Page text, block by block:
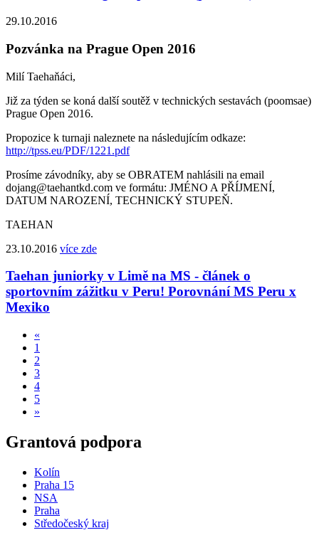
29.10.2016
Pozvánka na Prague Open 2016
Milí Taehaňáci,
Již za týden se koná další soutěž v technických sestavách (poomsae)
Prague Open 2016.
Propozice k turnaji naleznete na následujícím odkaze:
http://tpss.eu/PDF/1221.pdf
Prosíme závodníky, aby se OBRATEM nahlásili na email
dojang@taehantkd.com ve formátu: JMÉNO A PŘÍJMENÍ,
DATUM NAROZENÍ, TECHNICKÝ STUPEŇ.
TAEHAN
23.10.2016 více zde
Taehan juniorky v Limě na MS - článek o
sportovním zážitku v Peru! Porovnání MS Peru x
Mexiko
«
1
2
3
4
5
»
Grantová podpora
Kolín
Praha 15
NSA
Praha
Středočeský kraj